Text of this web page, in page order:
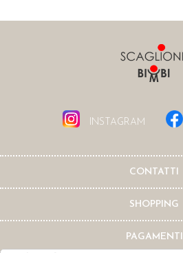
INSTAGRAM
CONTATTI
SHOPPING
PAGAMENTI